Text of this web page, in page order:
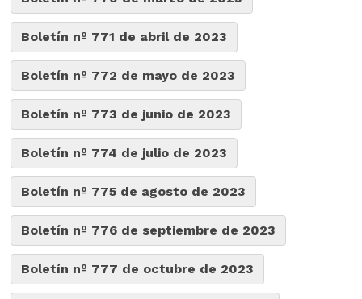
Boletín nº 771 de abril de 2023
Boletín nº 772 de mayo de 2023
Boletín nº 773 de junio de 2023
Boletín nº 774 de julio de 2023
Boletín nº 775 de agosto de 2023
Boletín nº 776 de septiembre de 2023
Boletín nº 777 de octubre de 2023